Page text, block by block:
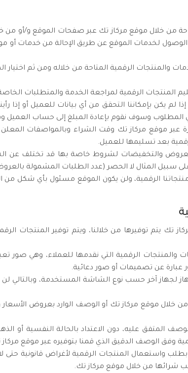
من خلال موقع مركاز تك عبر صفحات الموقع و/أو من
الوصول لخدمات الموقع عن طريق الإحالة من خدمات أو
والمنتجات الرقمية المتاحة من خلاله ومن ثم
المنتجات الرقمية لمراجعة الخدمة والمتطلبات
لم يكن بإمكاننا التحقق من أي بيانات للعميل أو إذا
المطلوب وسوف نقوم بإعادة المبلغ إلى حساب العميل
عبر موقع مركاز تك وقت الشراء وبالمواصفات
بعد تسليمها للعميل.
والتخفيضات لشروط خاصة بها قد تختلف عن
سبيل المثال لا الحصر (عدد الطلبات المشمولة
الرقمية، ولن يكون الموقع مسئول بأي شكل
تك يتم توفيرها من خلالنا، ويتم توفير المنتجات
والمنتجات الرقمية التي نقدمها للعملاء، وهي صور
عبارة عن تصميمات أو صور دعائية.
لجهاز آخر حسب نوع الشاشة المستخدمة، وبالتالي لن
خلال موقع مركاز تك أو الوصف الوارد بعروض
المتفق عليه، دون الاعتداد بالحالة النفسية أو
وفق الوصف الدقيق الذي قمنا بتوفيره عبر موقع
واستعمال المنتجات الرقمية لأغراض قانونية حتى
شرائها من خلال موقع مركاز تك.